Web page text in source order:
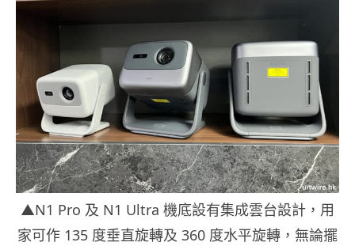
▲N1 Pro 及 N1 Ultra 機底設有集成雲台設計，用
家可作 135 度垂直旋轉及 360 度水平旋轉，無論擺